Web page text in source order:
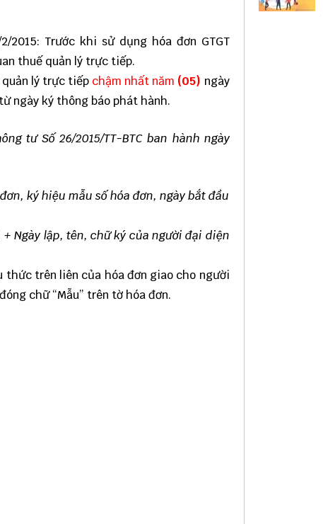
2015: Trước khi sử dụng hóa đơn GTGT
thuế quản lý trực tiếp.
quản lý trực tiếp chậm nhất năm (05) ngày
ngày ký thông báo phát hành.
tư Số 26/2015/TT-BTC ban hành ngày
ký hiệu mẫu số hóa đơn, ngày bắt đầu
+ Ngày lập, tên, chữ ký của người đại diện
thức trên liên của hóa đơn giao cho người
chữ “Mẫu” trên tờ hóa đơn.